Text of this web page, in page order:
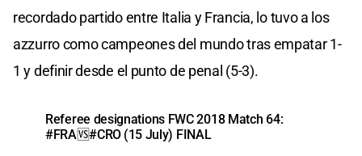
recordado partido entre Italia y Francia, lo tuvo a los
azzurro como campeones del mundo tras empatar 1-
1 y definir desde el punto de penal (5-3).
Referee designations FWC 2018 Match 64:
#FRA⁠🆚#CRO ⁠ ⁠⁠(15 July) FINAL